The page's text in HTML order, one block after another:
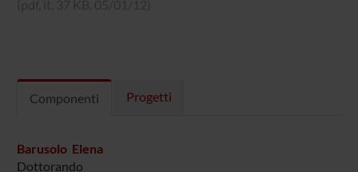
Componenti Progetti
Barusolo Elena
Dottorando